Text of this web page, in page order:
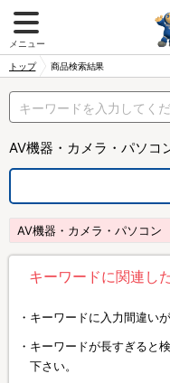
メニュー
トップ 商品検索結果
AV機器・カメラ・パソコ
AV機器・カメラ・パソコン
キーワードに関連し
キーワードに入力間違い
キーワードが長すぎると
下さい。